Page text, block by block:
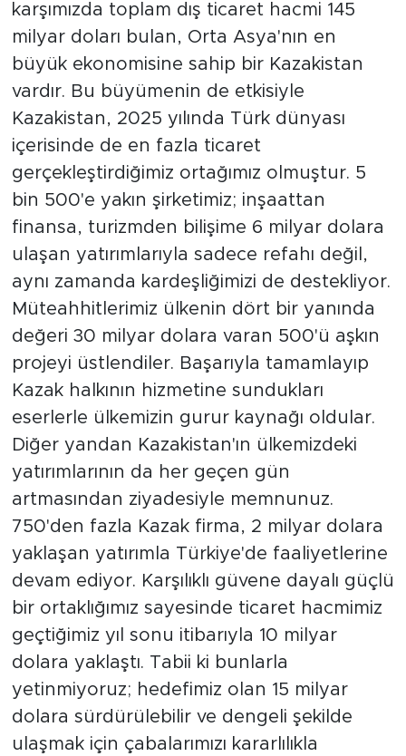
karşımızda toplam dış ticaret hacmi 145
milyar doları bulan, Orta Asya'nın en
büyük ekonomisine sahip bir Kazakistan
vardır. Bu büyümenin de etkisiyle
Kazakistan, 2025 yılında Türk dünyası
içerisinde de en fazla ticaret
gerçekleştirdiğimiz ortağımız olmuştur. 5
bin 500'e yakın şirketimiz; inşaattan
finansa, turizmden bilişime 6 milyar dolara
ulaşan yatırımlarıyla sadece refahı değil,
aynı zamanda kardeşliğimizi de destekliyor.
Müteahhitlerimiz ülkenin dört bir yanında
değeri 30 milyar dolara varan 500'ü aşkın
projeyi üstlendiler. Başarıyla tamamlayıp
Kazak halkının hizmetine sundukları
eserlerle ülkemizin gurur kaynağı oldular.
Diğer yandan Kazakistan'ın ülkemizdeki
yatırımlarının da her geçen gün
artmasından ziyadesiyle memnunuz.
750'den fazla Kazak firma, 2 milyar dolara
yaklaşan yatırımla Türkiye'de faaliyetlerine
devam ediyor. Karşılıklı güvene dayalı güçlü
bir ortaklığımız sayesinde ticaret hacmimiz
geçtiğimiz yıl sonu itibarıyla 10 milyar
dolara yaklaştı. Tabii ki bunlarla
yetinmiyoruz; hedefimiz olan 15 milyar
dolara sürdürülebilir ve dengeli şekilde
ulaşmak için çabalarımızı kararlılıkla